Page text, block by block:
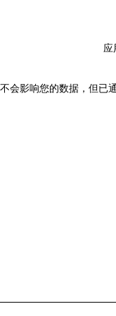
应
会影响您的数据，但已